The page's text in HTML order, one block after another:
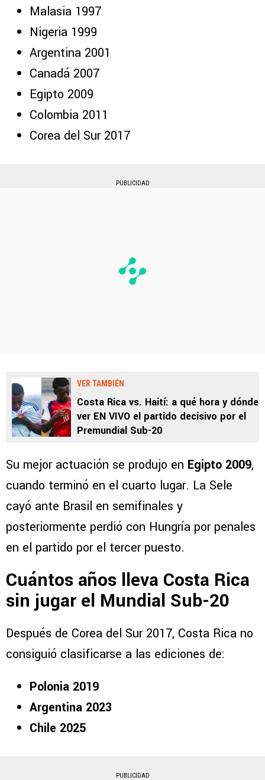
Malasia 1997
Nigeria 1999
Argentina 2001
Canadá 2007
Egipto 2009
Colombia 2011
Corea del Sur 2017
PUBLICIDAD
VER TAMBIÉN
Costa Rica vs. Haití: a qué hora y dónde
ver EN VIVO el partido decisivo por el
Premundial Sub-20
Su mejor actuación se produjo en Egipto 2009,
cuando terminó en el cuarto lugar. La Sele
cayó ante Brasil en semifinales y
posteriormente perdió con Hungría por penales
en el partido por el tercer puesto.
Cuántos años lleva Costa Rica
sin jugar el Mundial Sub-20
Después de Corea del Sur 2017, Costa Rica no
consiguió clasificarse a las ediciones de:
Polonia 2019
Argentina 2023
Chile 2025
PUBLICIDAD